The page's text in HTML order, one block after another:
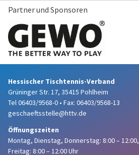
Partner und Sponsoren
Hessischer Tischtennis-Verband
Grüninger Str. 17, 35415 Pohlheim
Tel 06403/9568-0 • Fax: 06403/9568-13
geschaeftsstelle@httv.de
Öffnungszeiten
Montag, Dienstag, Donnerstag: 8:00 – 12:00,
Freitag: 8:00 – 12:00 Uhr